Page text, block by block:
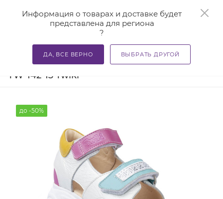
Информация о товарах и доставке будет
представлена для региона
?
ДА, ВСЕ ВЕРНО ВЫБРАТЬ ДРУГОЙ
Главная — Каталог — Учиться - здорово! Полезная
Босоножки детские ортопедические
TW-142-13 Twiki
до -50%